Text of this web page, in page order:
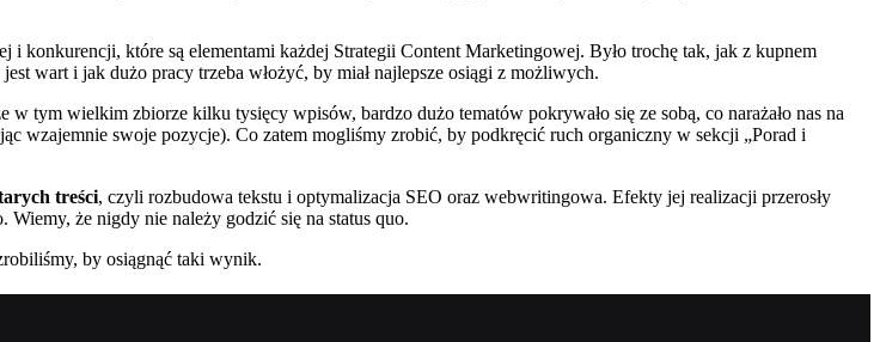
i konkurencji, które są elementami każdej Strategii Content Marketingowej. Było trochę tak, jak z kupnem
wart i jak dużo pracy trzeba włożyć, by miał najlepsze osiągi z możliwych.
tym wielkim zbiorze kilku tysięcy wpisów, bardzo dużo tematów pokrywało się ze sobą, co narażało nas na
wzajemnie swoje pozycje). Co zatem mogliśmy zrobić, by podkręcić ruch organiczny w sekcji „Porad i
treści, czyli rozbudowa tekstu i optymalizacja SEO oraz webwritingowa. Efekty jej realizacji przerosły
że nigdy nie należy godzić się na status quo.
by osiągnąć taki wynik.